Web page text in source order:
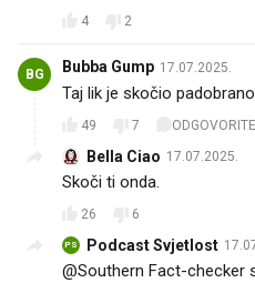
4 2
BG Bubba Gump 17.07.2025.
Taj lik je skočio
49 7 ODGOVORITE
Bella Ciao 17.07.2025.
Skoči ti onda.
26 6
PS Podcast Svjetlost
@Southern Fact-checker